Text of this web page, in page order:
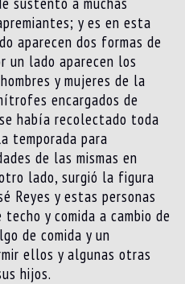
y es en esta
aparecen dos formas de
un lado aparecen los
y mujeres de la
encargados de
había recolectado toda
temporada para
de las mismas en
lado, surgió la figura
Reyes y estas personas
y comida a cambio de
de comida y un
ellos y algunas otras
hijos.